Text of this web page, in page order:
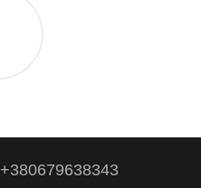
+380679638343